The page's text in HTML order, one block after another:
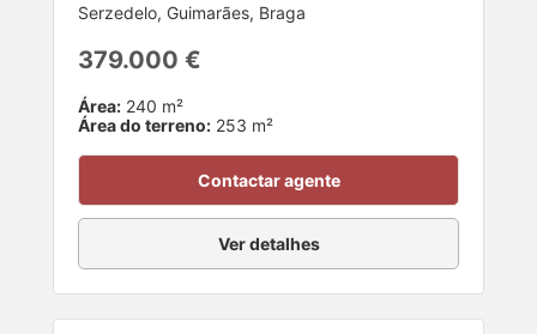
Serzedelo, Guimarães, Braga
379.000 €
Área: 240 m²
Área do terreno: 253 m²
Contactar agente
Ver detalhes